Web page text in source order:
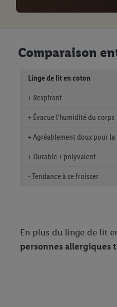
Comparaison
Linge de lit en coton
+ Respirant
+ Évacue l'humidité du corps
+ Agréablement doux pour la
+ Durable + polyvalent
- Tendance à se froisser
En plus du linge de lit
personnes allergiques